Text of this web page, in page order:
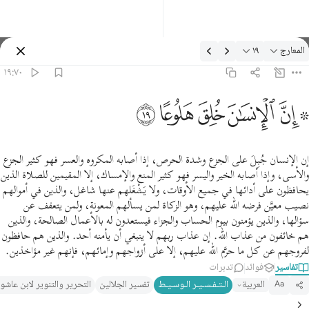
التفسير: المعارج ١٩:٧٠
المعارج ١٩
١٩:٧٠
۞ ان الانسان خلق هلوعا ١٩
۞ إِنَّ ٱلْإِنسَـٰنَ خُلِقَ هَلُوعًا ١٩
ﱪ ﱫﱬﱭﱮﱯ
إن الإنسان جُبِلَ على الجزع وشدة الحرص، إذا أصابه المكروه والعسر فهو كثير الجزع
والأسى، وإذا أصابه الخير واليسر فهو كثير المنع والإمساك، إلا المقيمين للصلاة الذين
يحافظون على أدائها في جميع الأوقات، ولا يَشْغَلهم عنها شاغل، والذين في أموالهم
نصيب معيَّن فرضه الله عليهم، وهو الزكاة لمن يسألهم المعونة، ولمن يتعفف عن
سؤالها، والذين يؤمنون بيوم الحساب والجزاء فيستعدون له بالأعمال الصالحة، والذين
هم خائفون من عذاب الله. إن عذاب ربهم لا ينبغي أن يأمنه أحد. والذين هم حافظون
لفروجهم عن كل ما حرَّم الله عليهم، إلا على أزواجهم وإمائهم، فإنهم غير مؤاخذين.
تفاسير فوائد تدبرات
Aa العربية الـتـفـسـيـر الـوسـيـط تفسير الجلالين التحرير والتنوير لابن